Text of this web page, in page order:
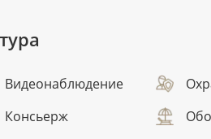
Видеонаблюдение
Консьерж